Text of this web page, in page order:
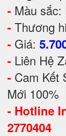
- Màu sắc:
- Thương
- Giá:
- Liên Hệ
- Cam Kết
Mới 100%
- Hotline
2770404